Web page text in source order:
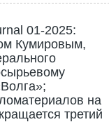
01-2025:
Кумировым,
на
третий